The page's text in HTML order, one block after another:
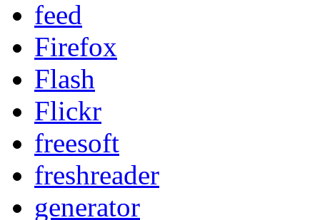
feed
Firefox
Flash
Flickr
freesoft
freshreader
generator